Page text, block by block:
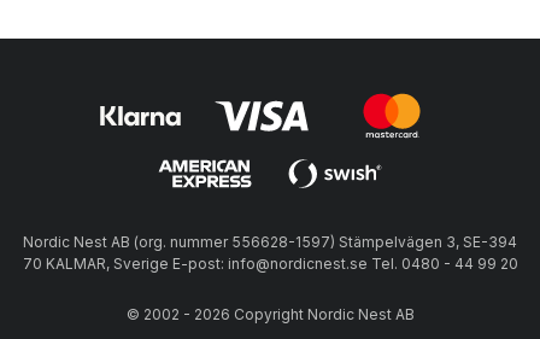
Nordic Nest AB (org. nummer 556628-1597) Stämpelvägen 3, SE-394
70 KALMAR, Sverige E-post: info@nordicnest.se Tel. 0480 - 44 99 20
© 2002 - 2026 Copyright Nordic Nest AB